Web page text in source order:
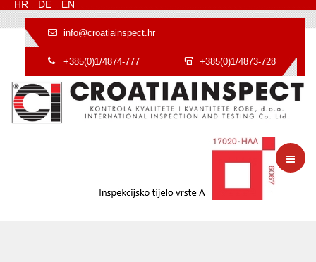
HR DE EN
info@croatiainspect.hr
+385(0)1/4874-777 +385(0)1/4873-728